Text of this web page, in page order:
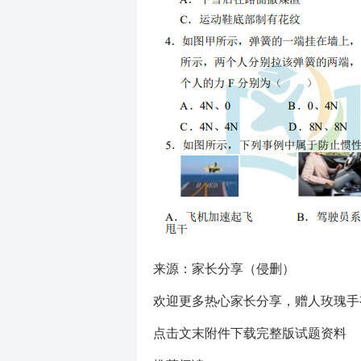
来源：家长分享（侵删）
欢迎更多热心家长分享，赠人玫瑰
点击文末附件下载完整版试题资料